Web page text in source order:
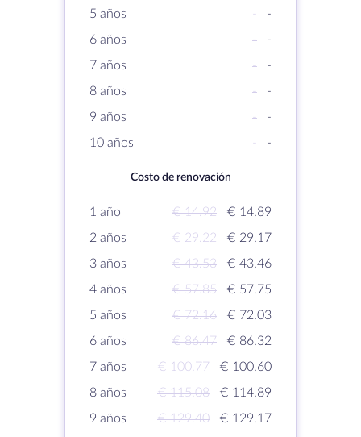
5 años
-
-
6 años
-
-
7 años
-
-
8 años
-
-
9 años
-
-
10 años
- -
Costo de renovación
1 año € 14.92
€ 14.89
2 años
€ 29.22
€ 29.17
3 años
€ 43.53
€ 43.46
4 años
€ 57.85
€ 57.75
5 años
€ 72.16
€ 72.03
6 años
€ 86.47
€ 86.32
7 años
€ 100.77
€ 100.60
8 años
€ 115.08
€ 114.89
9 años
€ 129.40
€ 129.17